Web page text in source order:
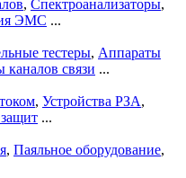
, Спектроанализаторы,
ЭМС ...
тестеры, Аппараты
каналов связи ...
, Устройства РЗА,
...
, Паяльное оборудование,